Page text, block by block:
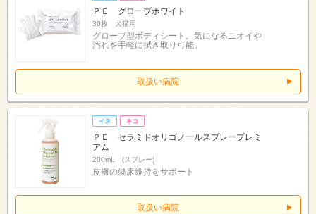
ＰＥ グローブホワイト
30枚 犬猫用
グローブ型ボディシート。気になるニオイや
汚れを手軽に拭き取り可能。
取扱い病院
ＰＥ セラミドオリゴノールスプレープレミ
アム
200mL (スプレー)
皮膚の健康維持をサポート
取扱い病院